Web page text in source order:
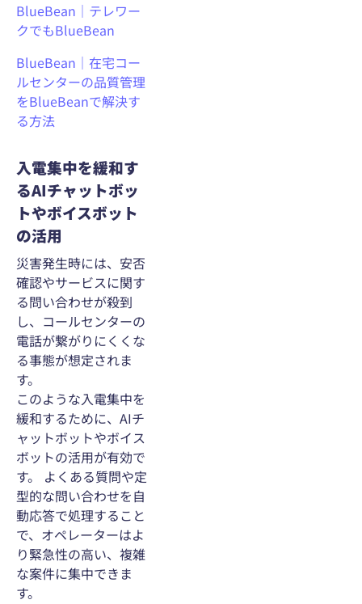
BlueBean｜テレワー
クでもBlueBean
BlueBean｜在宅コー
ルセンターの品質管理
をBlueBeanで解決す
る方法
入電集中を緩和す
るAIチャットボッ
トやボイスボット
の活用
災害発生時には、安否
確認やサービスに関す
る問い合わせが殺到
し、コールセンターの
電話が繋がりにくくな
る事態が想定されま
す。
このような入電集中を
緩和するために、AIチ
ャットボットやボイス
ボットの活用が有効で
す。 よくある質問や定
型的な問い合わせを自
動応答で処理すること
で、オペレーターはよ
り緊急性の高い、複雑
な案件に集中できま
す。